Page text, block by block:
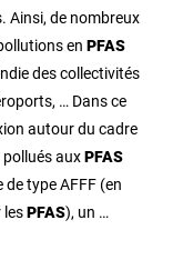
Ainsi, de nombreux
en PFAS
des collectivités
… Dans ce
autour du cadre
auxPFAS
type AFFF (en
lesPFAS), un …